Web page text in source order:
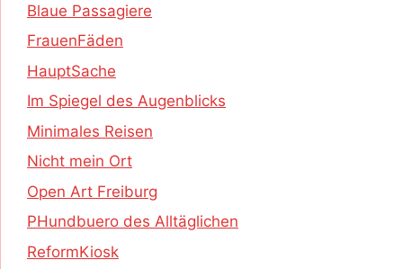
Blaue Passagiere
FrauenFäden
HauptSache
Im Spiegel des Augenblicks
Minimales Reisen
Nicht mein Ort
Open Art Freiburg
PHundbuero des Alltäglichen
ReformKiosk